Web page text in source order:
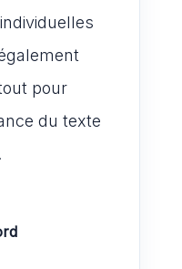
pour
du texte